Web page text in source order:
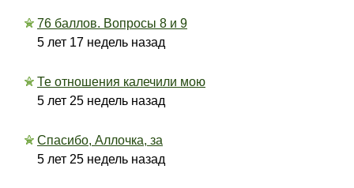
76 баллов. Вопросы 8 и 9
5 лет 17 недель назад
Те отношения калечили мою
5 лет 25 недель назад
Спасибо, Аллочка, за
5 лет 25 недель назад